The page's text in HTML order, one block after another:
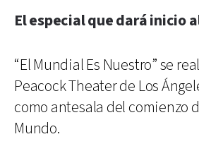
El especial que dará inicio
“El Mundial Es Nuestro” se
Peacock Theater de Los
como antesala del comienzo
Mundo.